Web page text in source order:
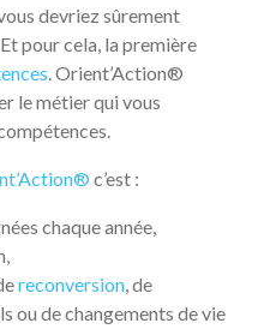
devriez sûrement
pour cela, la première
. Orient’Action®
le métier qui vous
c’est :
chaque année,
reconversion, de
ou de changements de vie